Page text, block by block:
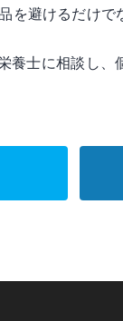
を避けるだけで
養士に相談し、